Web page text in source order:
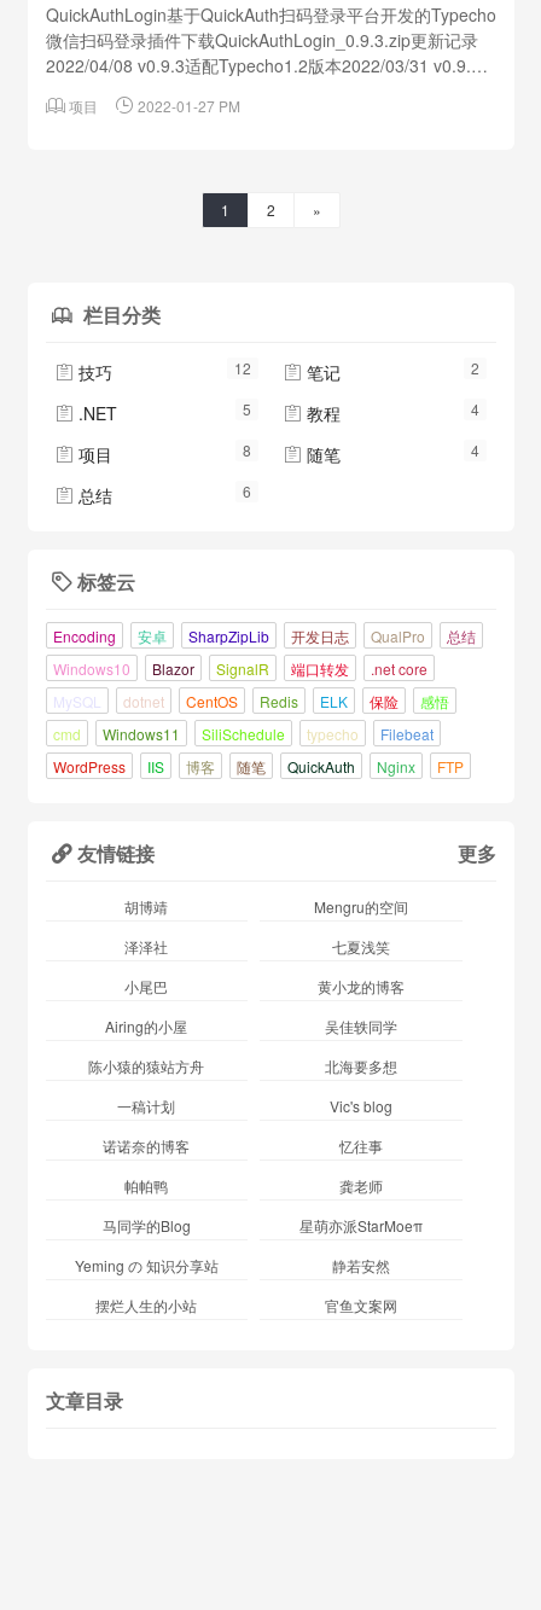
QuickAuthLogin基于QuickAuth扫码登录平台开发的Typecho
微信扫码登录插件下载QuickAuthLogin_0.9.3.zip更新记录
2022/04/08 v0.9.3适配Typecho1.2版本2022/03/31 v0.9.2
接入教程2022/03/07 v0.9.1取消替换登录界面功能，改为在
 项目  2022-01-27 PM
1 2 »
 栏目分类
 技巧 12  笔记 2
 .NET 5  教程 4
 项目 8  随笔 4
 总结 6
 标签云
Encoding 安卓 SharpZipLib 开发日志 QualPro
总结
Windows10
Blazor SignalR 端口转发
.net core
MySQL
dotnet CentOS Redis ELK 保险
感悟
cmd
Windows11 SiliSchedule typecho
Filebeat
WordPress
IIS 博客 随笔 QuickAuth Nginx FTP
 友情链接 更多
胡博靖
Mengru的空间
泽泽社
七夏浅笑
小尾巴
黄小龙的博客
Airing的小屋
吴佳轶同学
陈小猿的猿站方舟
北海要多想
一稿计划
Vic's blog
诺诺奈的博客
忆往事
帕帕鸭
龚老师
马同学的Blog
星萌亦派StarMoeπ
Yeming の 知识分享站
静若安然
摆烂人生的小站
官鱼文案网
文章目录